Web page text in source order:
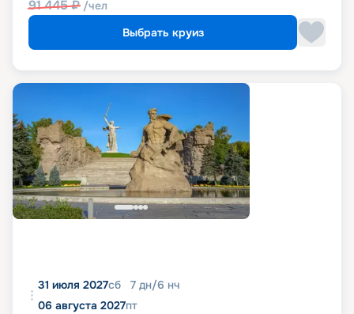
91 445₽ /чел
Выбрать круиз
31 июля 2027сб 7 дн/6 нч
06 августа 2027пт